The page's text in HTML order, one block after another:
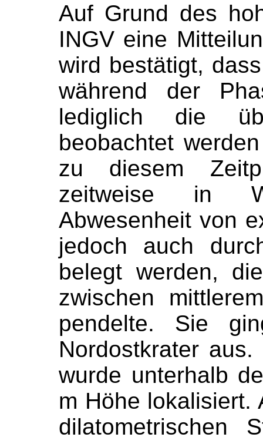
Auf Grund des
INGV eine
wird bestätigt,
während der
lediglich die
beobachtet
zu diesem
zeitweise in
Abwesenheit von
jedoch auch
belegt werden,
zwischen
pendelte. Sie
Nordostkrater
wurde unterhalb
m Höhe lokalisiert.
dilatometrischen